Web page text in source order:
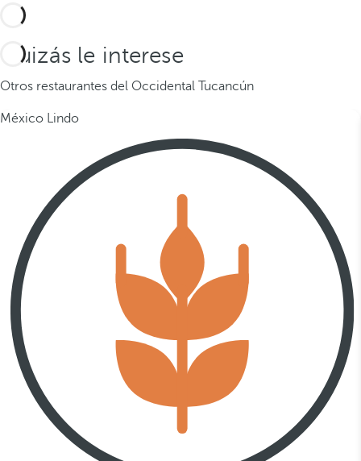
Quizás le interese
Otros restaurantes del Occidental Tucancún
México Lindo